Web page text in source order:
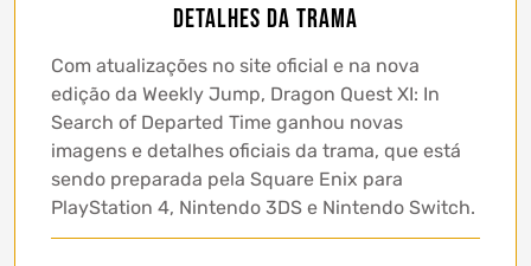
detalhes da trama
Com atualizações no site oficial e na nova
edição da Weekly Jump, Dragon Quest XI: In
Search of Departed Time ganhou novas
imagens e detalhes oficiais da trama, que está
sendo preparada pela Square Enix para
PlayStation 4, Nintendo 3DS e Nintendo Switch.